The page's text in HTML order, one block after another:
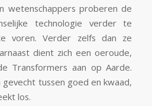
wetenschappers proberen de
technologie verder te
voren. Verder zelfs dan ze
dient zich een oeroude,
Transformers aan op Aarde.
gevecht tussen goed en kwaad,
los.